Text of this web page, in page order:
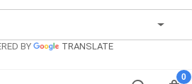
BY TRANSLATE